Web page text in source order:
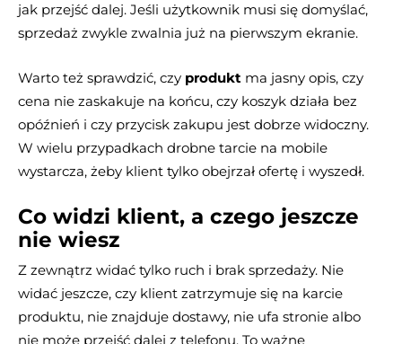
jak przejść dalej. Jeśli użytkownik musi się domyślać,
sprzedaż zwykle zwalnia już na pierwszym ekranie.
Warto też sprawdzić, czy produkt ma jasny opis, czy
cena nie zaskakuje na końcu, czy koszyk działa bez
opóźnień i czy przycisk zakupu jest dobrze widoczny.
W wielu przypadkach drobne tarcie na mobile
wystarcza, żeby klient tylko obejrzał ofertę i wyszedł.
Co widzi klient, a czego jeszcze
nie wiesz
Z zewnątrz widać tylko ruch i brak sprzedaży. Nie
widać jeszcze, czy klient zatrzymuje się na karcie
produktu, nie znajduje dostawy, nie ufa stronie albo
nie może przejść dalej z telefonu. To ważne